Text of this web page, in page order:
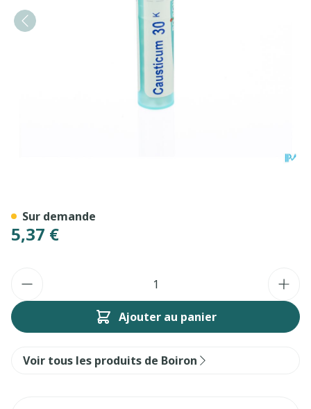
5,37 €
Ajouter au panier
Sur demande
Voir tous les produits de Boiron